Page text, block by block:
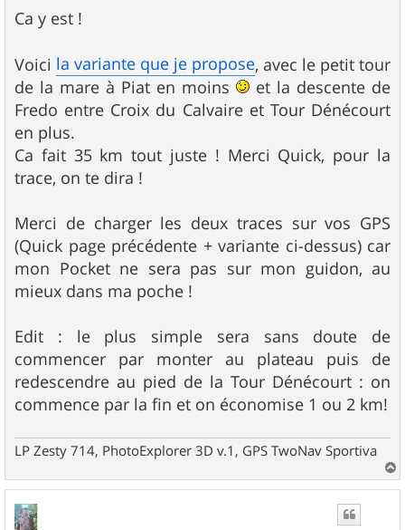
s
s
g
e
Ca y est !
Voici la variante que je propose, avec le petit tour
de la mare à Piat en moins
et la descente de
Fredo entre Croix du Calvaire et Tour Dénécourt
en plus.
Ca fait 35 km tout juste ! Merci Quick, pour la
trace, on te dira !
Merci de charger les deux traces sur vos GPS
(Quick page précédente + variante ci-dessus) car
mon Pocket ne sera pas sur mon guidon, au
mieux dans ma poche !
Edit : le plus simple sera sans doute de
commencer par monter au plateau puis de
redescendre au pied de la Tour Dénécourt : on
commence par la fin et on économise 1 ou 2 km!
LP Zesty 714, PhotoExplorer 3D v.1, GPS TwoNav Sportiva
a